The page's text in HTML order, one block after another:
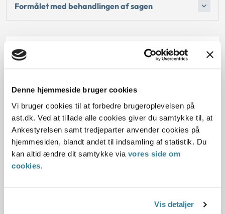
Denne hjemmeside bruger cookies
Vi bruger cookies til at forbedre brugeroplevelsen på
ast.dk. Ved at tillade alle cookies giver du samtykke til, at
Ankestyrelsen samt tredjeparter anvender cookies på
hjemmesiden, blandt andet til indsamling af statistik. Du
kan altid ændre dit samtykke via vores side om
cookies.
Vis detaljer
Formålet med behandlingen af sagen
Dato for underskrift
Offentliggørelsesdato
10.07.2013
Denne principafgørelse er kasseret den 21. februar
2018, da den er erstattet af principafgørelse 4-18.